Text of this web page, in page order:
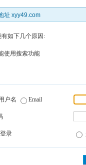
址 xyy49.com
如下几个原因:
使用搜索功能
户名 Email
录